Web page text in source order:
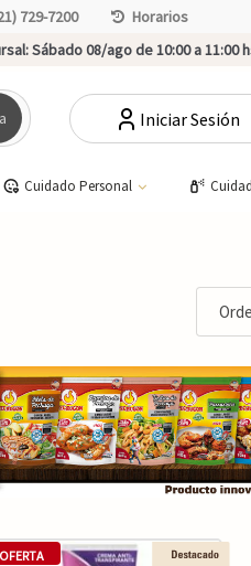
729-7200
Horarios
Sábado 08/ago de 10:00 a 11:00
Iniciar Sesión
Cuidado Personal
OFERTA